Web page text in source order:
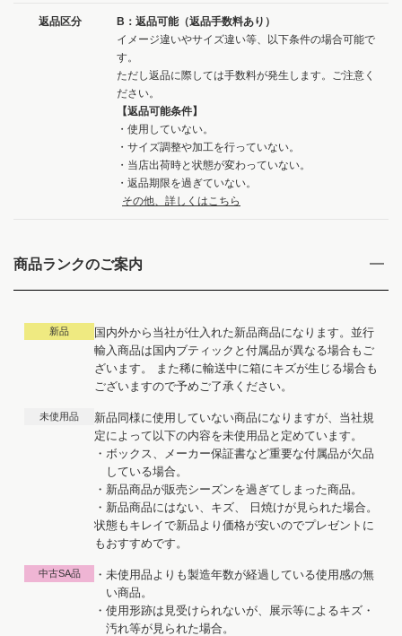
返品区分
B：返品可能（返品手数料あり）
イメージ違いやサイズ違い等、以下条件の場合可能で
す。
ただし返品に際しては手数料が発生します。ご注意く
ださい。
【返品可能条件】
・使用していない。
・サイズ調整や加工を行っていない。
・当店出荷時と状態が変わっていない。
・返品期限を過ぎていない。
その他、詳しくはこちら
商品ランクのご案内
新品
国内外から当社が仕入れた新品商品になります。並行
輸入商品は国内ブティックと付属品が異なる場合もご
ざいます。 また稀に輸送中に箱にキズが生じる場合も
ございますので予めご了承ください。
未使用品
新品同様に使用していない商品になりますが、当社規
定によって以下の内容を未使用品と定めています。
・ボックス、メーカー保証書など重要な付属品が欠品
している場合。
・新品商品が販売シーズンを過ぎてしまった商品。
・新品商品にはない、キズ、 日焼けが見られた場合。
状態もキレイで新品より価格が安いのでプレゼントに
もおすすめです。
中古SA品
・未使用品よりも製造年数が経過している使用感の無
い商品。
・使用形跡は見受けられないが、展示等によるキズ・
汚れ等が見られた場合。